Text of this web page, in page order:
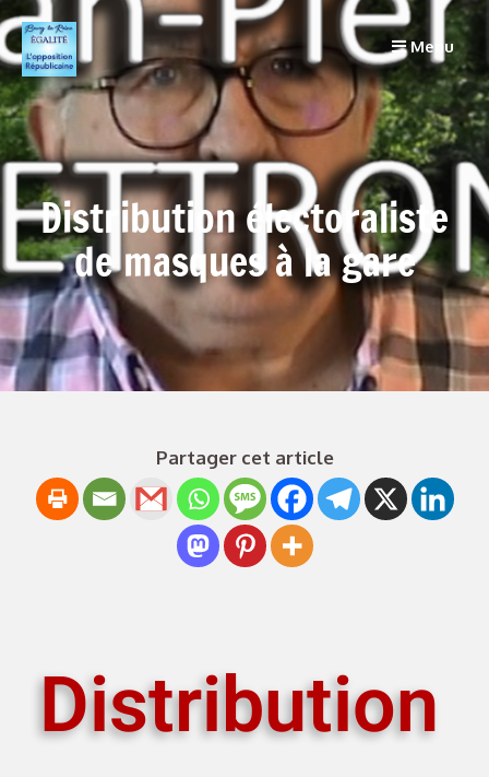
Menu
Distribution électoraliste
de masques à la gare
Partager cet article
Distribution